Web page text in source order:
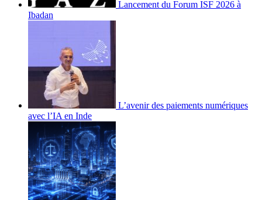
Lancement du Forum ISF 2026 à
Ibadan
L’avenir des paiements numériques
avec l’IA en Inde